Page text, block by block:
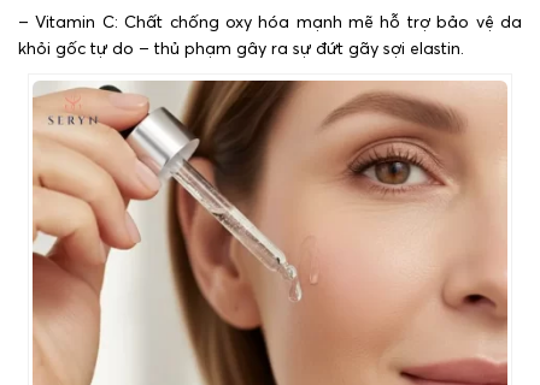
– Vitamin C: Chất chống oxy hóa mạnh mẽ hỗ trợ bảo vệ da
khỏi gốc tự do – thủ phạm gây ra sự đứt gãy sợi elastin.